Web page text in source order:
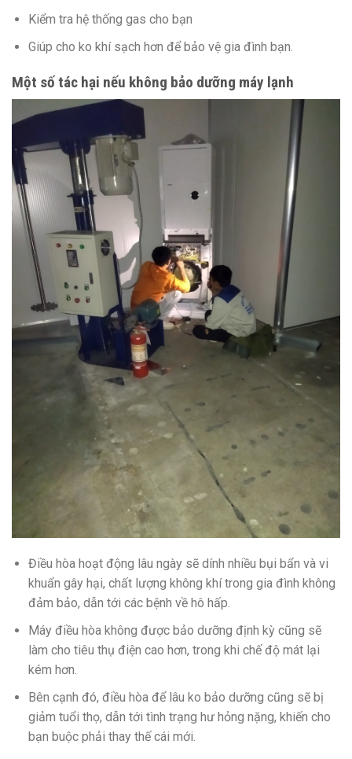
Kiểm tra hệ thống gas cho bạn
Giúp cho ko khí sạch hơn để bảo vệ gia đình bạn.
Một số tác hại nếu không bảo dưỡng máy lạnh
Điều hòa hoạt động lâu ngày sẽ dính nhiều bụi bẩn và vi
khuẩn gây hại, chất lượng không khí trong gia đình không
đảm bảo, dẫn tới cácbệnh về hô hấp.
Máy điều hòa không được bảo dưỡng định kỳ cũng sẽ
làm cho tiêu thụ điện cao hơn, trong khi chế độ mát lại
kém hơn.
Bên cạnh đó, điều hòa để lâu ko bảo dưỡng cũng sẽ bị
giảm tuổi thọ, dẫn tới tình trạng hư hỏng nặng, khiến cho
bạn buộc phải thay thếcái mới.